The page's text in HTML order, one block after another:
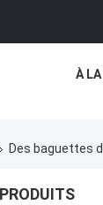
À
Des baguettes